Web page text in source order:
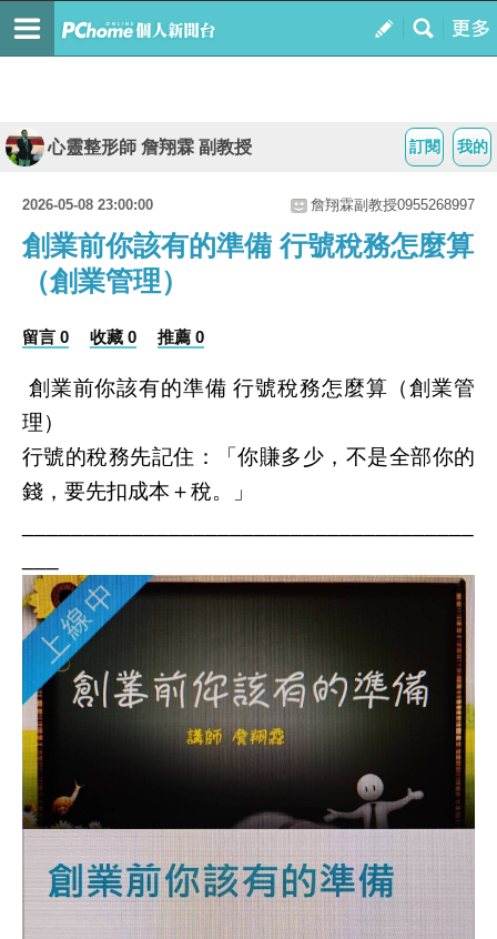
我的
訂閱
心靈整形師 詹翔霖 副教授
2026-05-08 23:00:00 詹翔霖副教授0955268997
創業前你該有的準備 行號稅務怎麼算
（創業管理）
留言 0 收藏 0 推薦 0
創業前你該有的準備 行號稅務怎麼算（創業管
理）
行號的稅務先記住：「你賺多少，不是全部你的
錢，要先扣成本＋稅。」